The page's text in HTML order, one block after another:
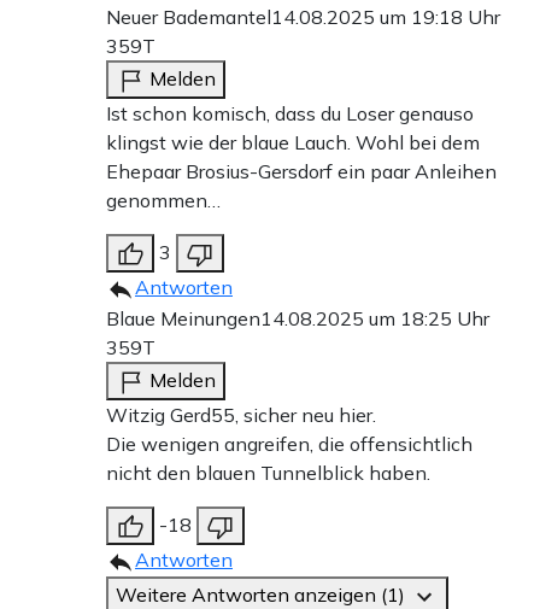
Neuer Bademantel14.08.2025 um 19:18 Uhr
359T
Melden
Ist schon komisch, dass du Loser genauso
klingst wie der blaue Lauch. Wohl bei dem
Ehepaar Brosius-Gersdorf ein paar Anleihen
genommen…
3
Antworten
Blaue Meinungen14.08.2025 um 18:25 Uhr
359T
Melden
Witzig Gerd55, sicher neu hier.
Die wenigen angreifen, die offensichtlich
nicht den blauen Tunnelblick haben.
-18
Antworten
Weitere Antworten anzeigen (1)